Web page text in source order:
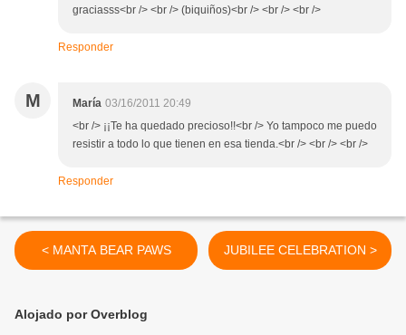
graciasss<br /> <br /> (biquiños)<br /> <br /> <br />
Responder
M María 03/16/2011 20:49
<br /> ¡¡Te ha quedado precioso!!<br /> Yo tampoco me puedo
resistir a todo lo que tienen en esa tienda.<br /> <br /> <br />
Responder
< MANTA BEAR PAWS JUBILEE CELEBRATION >
Alojado por Overblog